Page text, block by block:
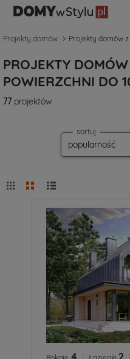
Projekty domów Projekty domów
PROJEKTY
POWIERZCHNI DO
77projektów
sortuj
4 2